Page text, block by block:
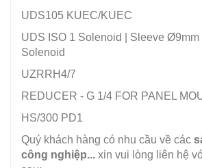
UDS105 KUEC/KUEC
UDS ISO 1 Solenoid | Sleeve Ø9mm
Solenoid
UZRRH4/7
REDUCER - G 1/4 FOR PANEL
HS/300 PD1
Quý khách hàng có nhu cầu về các
công nghiệp... xin vui lòng liên hệ